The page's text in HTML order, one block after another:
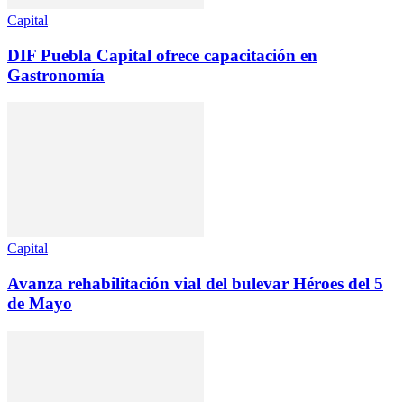
Capital
DIF Puebla Capital ofrece capacitación en
Gastronomía
Capital
Avanza rehabilitación vial del bulevar Héroes del 5
de Mayo